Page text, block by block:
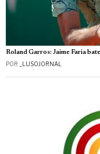
Roland Garros: Jaime Faria
POR _LUSOJORNAL